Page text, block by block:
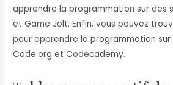
apprendre la programmation sur des
et Game Jolt. Enfin, vous pouvez
pour apprendre la programmation
Code.org et Codecademy.